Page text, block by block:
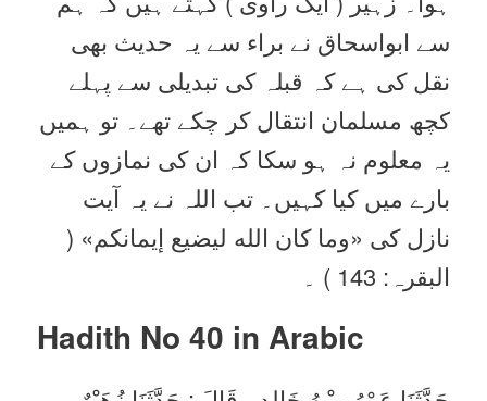
سے ابواسحاق نے براء سے یہ حدیث بھی
نقل کی ہے کہ قبلہ کی تبدیلی سے پہلے
کچھ مسلمان انتقال کر چکے تھے۔ تو ہمیں
یہ معلوم نہ ہو سکا کہ ان کی نمازوں کے
بارے میں کیا کہیں۔ تب اللہ نے یہ آیت
نازل کی «وما كان الله ليضيع إيمانكم‏» (
البقرہ: 143 ) ۔
Hadith No 40 in Arabic